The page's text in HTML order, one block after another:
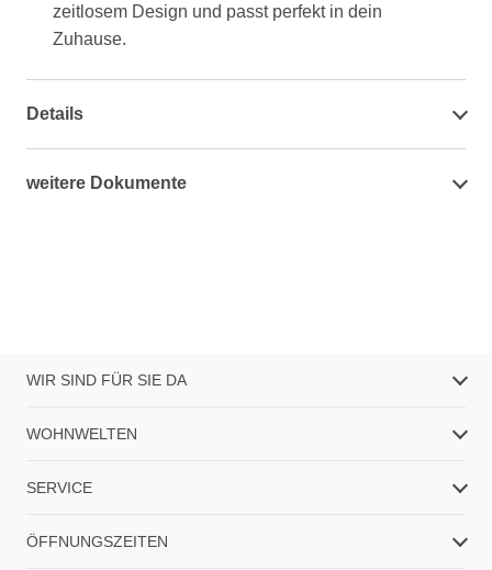
zeitlosem Design und passt perfekt in dein
Zuhause.
Details
weitere Dokumente
WIR SIND FÜR SIE DA
WOHNWELTEN
SERVICE
ÖFFNUNGSZEITEN